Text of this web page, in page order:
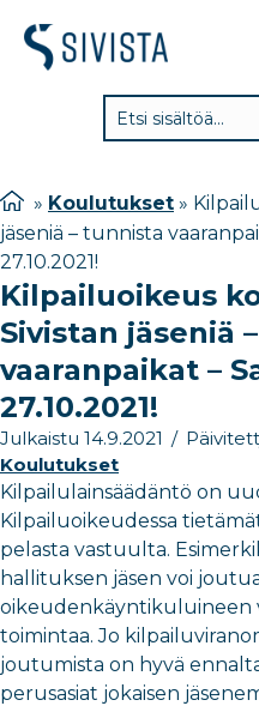
» Koulutukset »
jäseniä – tunnista
27.10.2021!
Kilpailuoikeus
Sivistan jäseniä
vaaranpaikat –
27.10.2021!
Julkaistu 14.9.2021 /
Koulutukset
Kilpailulainsäädäntö on
Kilpailuoikeudessa
pelasta vastuulta.
hallituksen jäsen voi
oikeudenkäyntikuluineen
toimintaa. Jo
joutumista on hyvä
perusasiat jokaisen